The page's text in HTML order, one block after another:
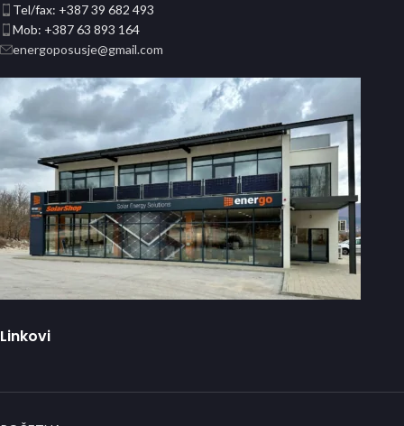
Tel/fax: +387 39 682 493
Mob: +387 63 893 164
energoposusje@gmail.com
Linkovi